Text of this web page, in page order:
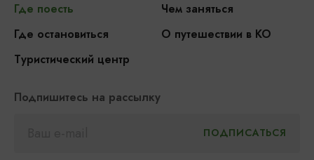
Где поесть
Чем заняться
Где остановиться
О путешествии в КО
Туристический центр
Подпишитесь на рассылку